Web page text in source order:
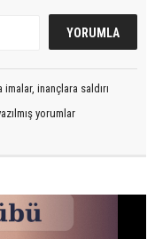
inançlara saldırı
yorumlar